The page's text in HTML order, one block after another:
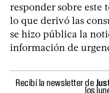
responder sobre este
lo que derivó las
se hizo pública la
información de
Recibí la newsletter de
los